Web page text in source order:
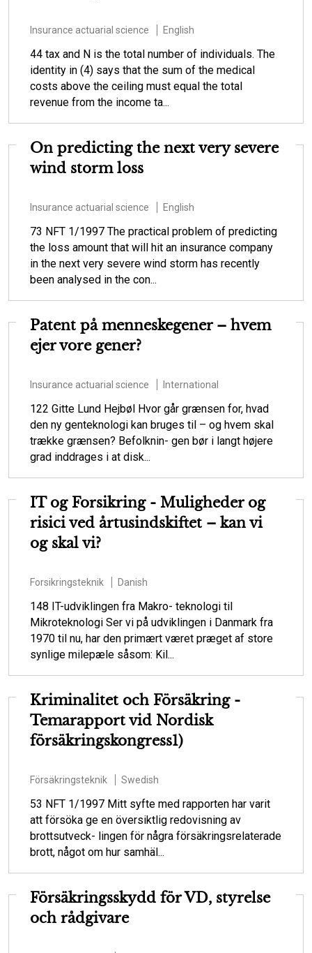
Insurance actuarial science English
44 tax and N is the total number of individuals. The
identity in (4) says that the sum of the medical
costs above the ceiling must equal the total
revenue from the income ta...
On predicting the next very severe
wind storm loss
Insurance actuarial science English
73 NFT 1/1997 The practical problem of predicting
the loss amount that will hit an insurance company
in the next very severe wind storm has recently
been analysed in the con...
Patent på menneskegener – hvem
ejer vore gener?
Insurance actuarial science International
122 Gitte Lund Hejbøl Hvor går grænsen for, hvad
den ny genteknologi kan bruges til – og hvem skal
trække grænsen? Befolknin- gen bør i langt højere
grad inddrages i at disk...
IT og Forsikring - Muligheder og
risici ved årtusindskiftet – kan vi
og skal vi?
Forsikringsteknik Danish
148 IT-udviklingen fra Makro- teknologi til
Mikroteknologi Ser vi på udviklingen i Danmark fra
1970 til nu, har den primært været præget af store
synlige milepæle såsom: Kil...
Kriminalitet och Försäkring -
Temarapport vid Nordisk
försäkringskongress1)
Försäkringsteknik Swedish
53 NFT 1/1997 Mitt syfte med rapporten har varit
att försöka ge en översiktlig redovisning av
brottsutveck- lingen för några försäkringsrelaterade
brott, något om hur samhäl...
Försäkringsskydd för VD, styrelse
och rådgivare